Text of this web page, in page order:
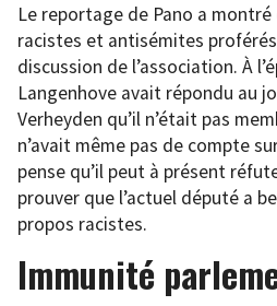
Le reportage de Pano a
racistes et antisémites
discussion de l’association. À
Langenhove avait répondu au
Verheyden qu’il n’était pas
n’avait même pas de compte
pense qu’il peut à présent
prouver que l’actuel député a
propos racistes.
Immunité